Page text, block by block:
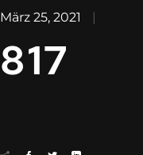
März 25, 2021
817